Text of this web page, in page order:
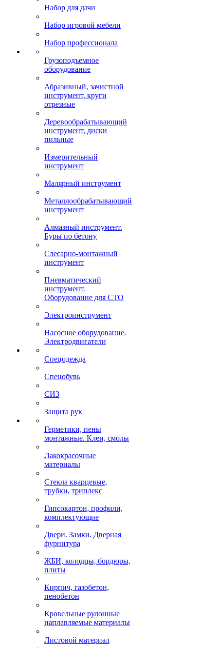
Набор для дачи
Набор игровой мебели
Набор профессионала
Грузоподъемное
оборудование
Абразивный, зачистной
инструмент, круги
отрезные
Деревообрабатывающий
инструмент, диски
пильные
Измерительный
инструмент
Малярный инструмент
Металлообрабатывающий
инструмент
Алмазный инструмент.
Буры по бетону
Слесарно-монтажный
инструмент
Пневматический
инструмент.
Оборудование для СТО
Электроинструмент
Насосное оборудование.
Электродвигатели
Спецодежда
Спецобувь
СИЗ
Защита рук
Герметики, пены
монтажные. Клеи, смолы
Лакокрасочные
материалы
Стекла кварцевые,
трубки, триплекс
Гипсокартон, профили,
комплектующие
Двери. Замки. Дверная
фурнитура
ЖБИ, колодцы, бордюры,
плиты
Кирпич, газобетон,
пенобетон
Кровельные рулонные
наплавляемые материалы
Листовой материал